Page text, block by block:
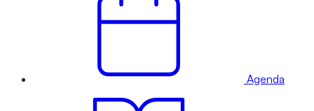
Agenda